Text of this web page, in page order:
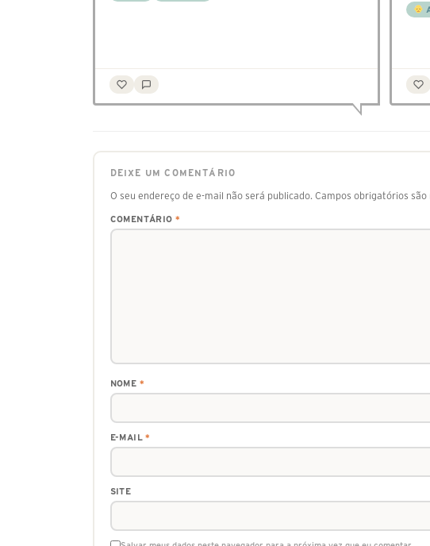
DEIXE UM COMENTÁRIO
O seu endereço de e-mail não será publicado. Campos obrigatórios são
COMENTÁRIO *
NOME *
E-MAIL*
SITE